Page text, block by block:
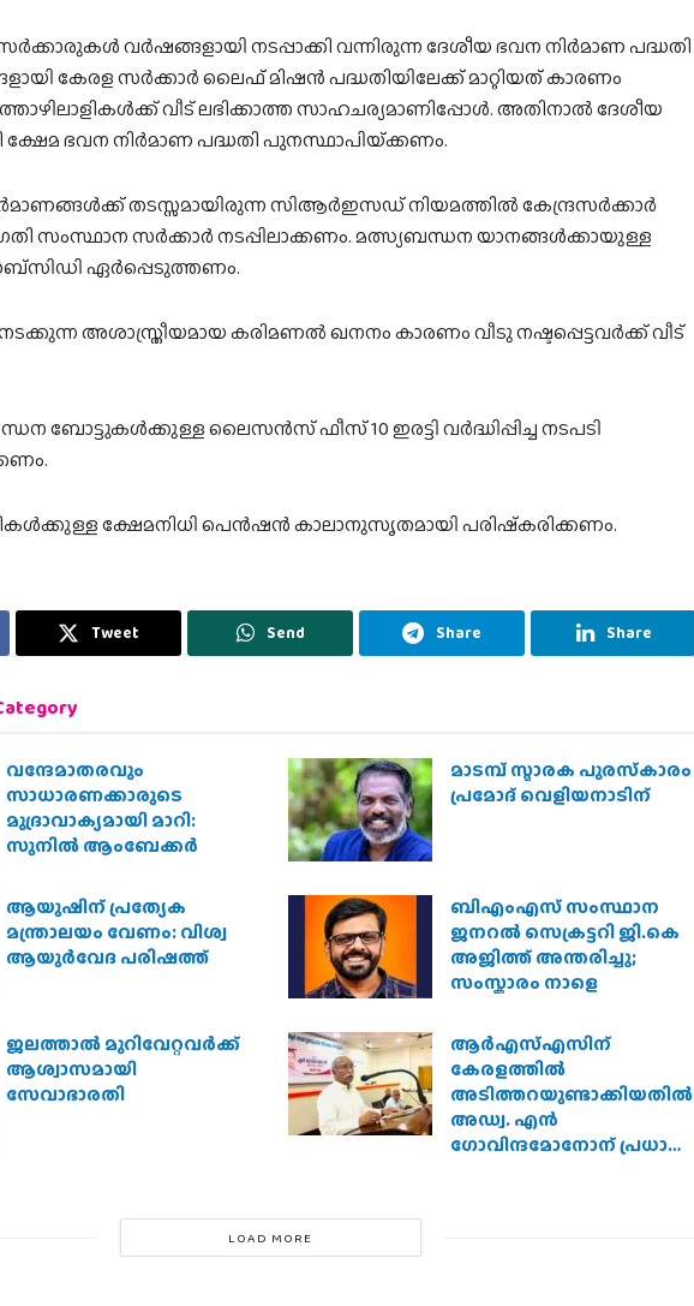
വര്‍ഷങ്ങളായി നടപ്പാക്കി വന്നിരുന്ന ദേശീയ ഭവന നിര്‍മാണ പദ്ധതി
കേരള സര്‍ക്കാര്‍ ലൈഫ് മിഷന്‍ പദ്ധതിയിലേക്ക് മാറ്റിയത് കാരണം
വീട് ലഭിക്കാത്ത സാഹചര്യമാണിപ്പോള്‍. അതിനാല്‍ ദേശീയ
ക്ഷേമ ഭവന നിര്‍മാണ പദ്ധതി പുനസ്ഥാപിയ്‌ക്കണം.
തടസ്സമായിരുന്ന സിആര്‍ഇസഡ് നിയമത്തില്‍ കേന്ദ്രസര്‍ക്കാര്‍
സംസ്ഥാന സര്‍ക്കാര്‍ നടപ്പിലാക്കണം. മത്സ്യബന്ധന യാനങ്ങള്‍ക്കായുള്ള
ഏര്‍പ്പെടുത്തണം.
അശാസ്ത്രീയമായ കരിമണല്‍ ഖനനം കാരണം വീടു നഷ്ടപ്പെട്ടവര്‍ക്ക് വീട്
ബോട്ടുകള്‍ക്കുള്ള ലൈസന്‍സ് ഫീസ് 10 ഇരട്ടി വര്‍ദ്ധിപ്പിച്ച നടപടി
ക്ഷേമനിധി പെന്‍ഷന്‍ കാലാനുസൃതമായി പരിഷ്‌കരിക്കണം.
Tweet Send Share Share
വന്ദേമാതരവും
സാധാരണക്കാരുടെ
മുദ്രാവാക്യമായി മാറി:
സുനിൽ ആംബേക്കർ
മാടമ്പ് സ്മാരക പുരസ്‌കാരം
പ്രമോദ് വെളിയനാടിന്
ആയുഷിന് പ്രത്യേക
മന്ത്രാലയം വേണം: വിശ്വ
ആയുര്‍വേദ പരിഷത്ത്
ബിഎംഎസ് സംസ്ഥാന
ജനറൽ സെക്രട്ടറി ജി.കെ
അജിത്ത് അന്തരിച്ചു;
സംസ്കാരം നാളെ
ജലത്താല്‍ മുറിവേറ്റവര്‍ക്ക്
ആശ്വാസമായി
സേവാഭാരതി
ആര്‍എസ്എസിന്
കേരളത്തില്‍
അടിത്തറയുണ്ടാക്കിയതില്‍
അഡ്വ. എന്‍
ഗോവിന്ദമോനോന് പ്രധാന
LOAD MORE